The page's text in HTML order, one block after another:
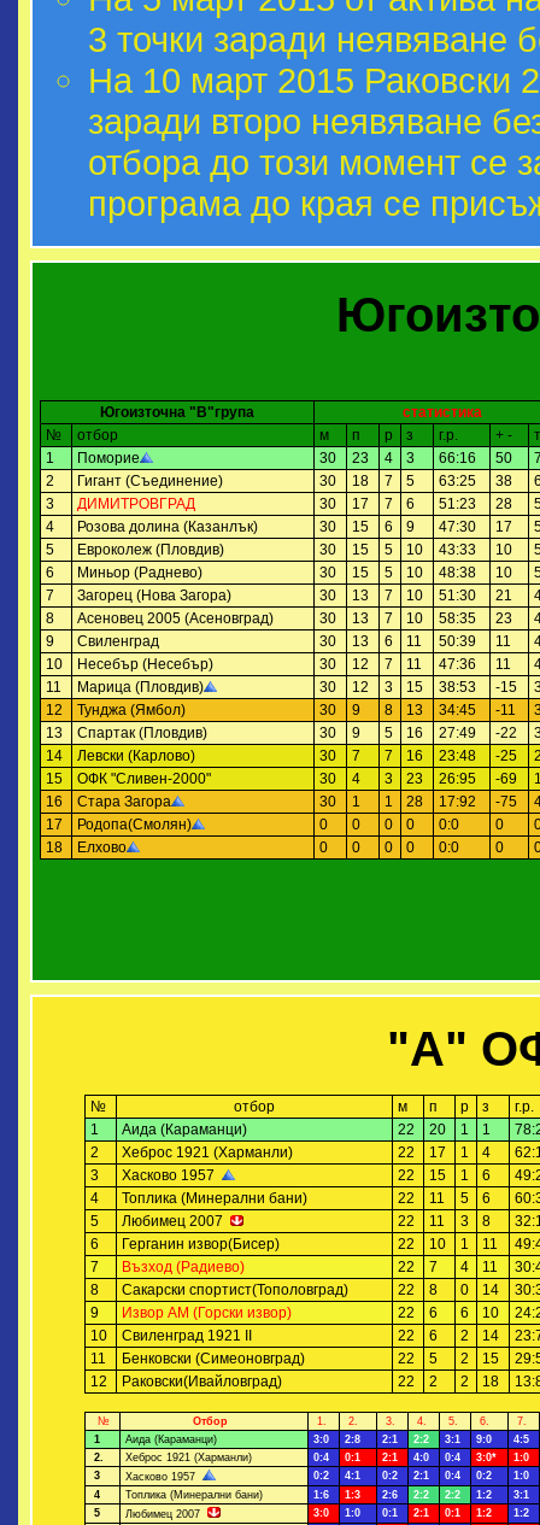
3 точки заради неявяване
На 10 март 2015 Раковски
заради второ неявяване
отбора до този момент се
програма до края се
Югоизточна "В"група
статистика
№
отбор м п р з г.р. + -
т
1
Поморие 30 23 4 3 66:16 50
2
Гигант (Съединение) 30 18 7 5 63:25 38
3
ДИМИТРОВГРАД 30 17 7 6 51:23 28
4
Розова долина (Казанлък) 30 15 6 9 47:30 17
5
Евроколеж (Пловдив) 30 15 5 10 43:33 10
6
Миньор (Раднево) 30 15 5 10 48:38 10
7
Загорец (Нова Загора) 30 13 7 10 51:30 21
8
Асеновец 2005 (Асеновград) 30 13 7 10 58:35 23
9
Свиленград 30 13 6 11 50:39 11
10
Несебър (Несебър) 30 12 7 11 47:36 11
11
Марица (Пловдив) 30 12 3 15 38:53 -15
12
Тунджа (Ямбол) 30 9 8 13 34:45 -11
13
Спартак (Пловдив) 30 9 5 16 27:49 -22
14
Левски (Карлово) 30 7 7 16 23:48 -25
15
ОФК "Сливен-2000" 30 4 3 23 26:95 -69
16
Стара Загора 30 1 1 28 17:92 -75
17
Родопа(Смолян) 0 0 0 0 0:0 0
18
Елхово 0 0 0 0 0:0 0
"А"
№ отбор м п р з
г.р.
1
Аида (Караманци) 22 20 1 1
2
Хеброс 1921 (Харманли) 22 17 1 4
3
Хасково 1957 22 15 1 6
4
Топлика (Минерални бани) 22 11 5 6
5
Любимец 2007 22 11 3 8
6
Герганин извор(Бисер) 22 10 1 11
7
Възход (Радиево) 22 7 4 11
8
Сакарски спортист(Тополовград) 22 8 0 14
9
Извор АМ (Горски извор) 22 6 6 10
10
Свиленград 1921 II 22 6 2 14
11
Бенковски (Симеоновград) 22 5 2 15
12
Раковски(Ивайловград) 22 2 2 18
№ Отбор 1. 2. 3. 4. 5. 6.
7.
1
Аида (Караманци) 3:0 2:8 2:1 2:2 3:1 9:0
4:5
2.
Хеброс 1921 (Харманли) 0:4 0:1 2:1 4:0 0:4 3:0*
1:0
3
Хасково 1957 0:2 4:1 0:2 2:1 0:4 0:2
1:0
4
Топлика (Минерални бани) 1:6 1:3 2:6 2:2 2:2 1:2
3:1
5
Любимец 2007 3:0 1:0 0:1 2:1 0:1 1:2
1:2